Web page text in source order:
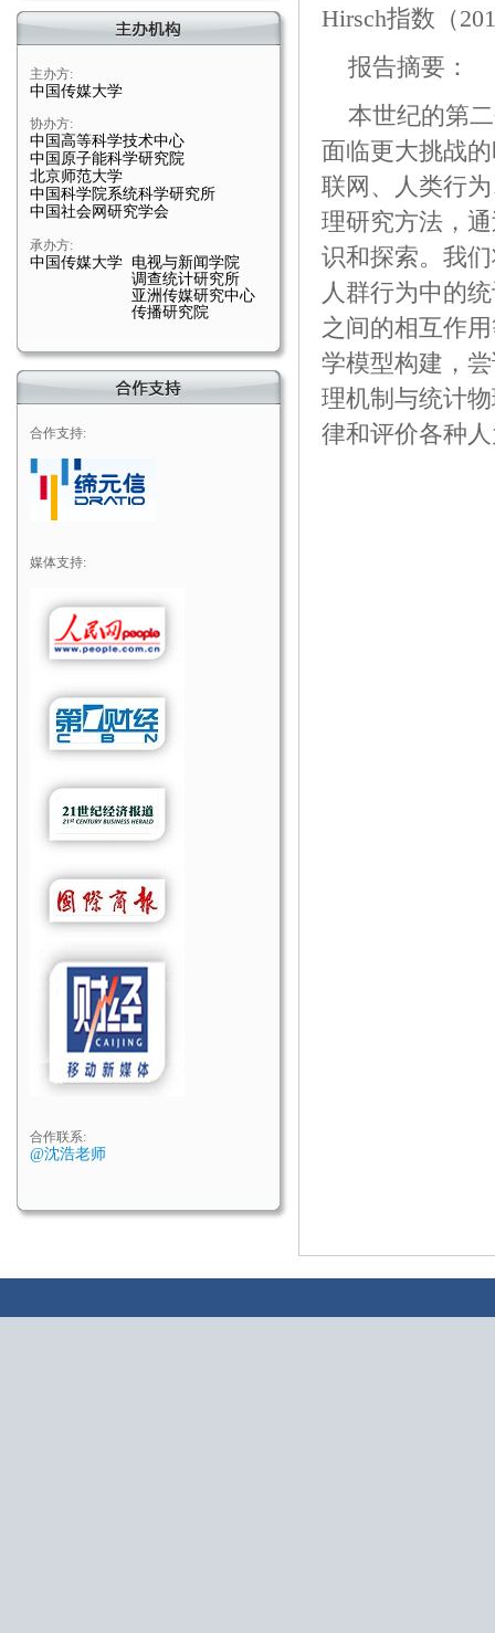
主办方:
中国传媒大学
协办方:
中国高等科学技术中心
中国原子能科学研究院
北京师范大学
中国科学院系统科学研究所
中国社会网研究学会
承办方:
中国传媒大学 电视与新闻学院
调查统计研究所
亚洲传媒研究中心
传播研究院
合作支持:
媒体支持:
合作联系:
@沈浩老师
Hirsch指数（
报告摘要：
本世纪的第
面临更大挑战
联网、人类行
理研究方法，
识和探索。我
人群行为中的
之间的相互作
学模型构建，
理机制与统计
律和评价各种